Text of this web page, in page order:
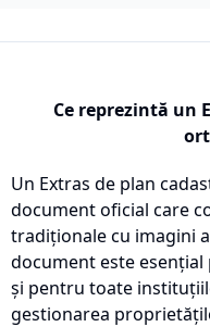
Ce reprezintă un
Un Extras de plan
document oficial care
tradiționale cu imagini
document este
și pentru toate
gestionarea